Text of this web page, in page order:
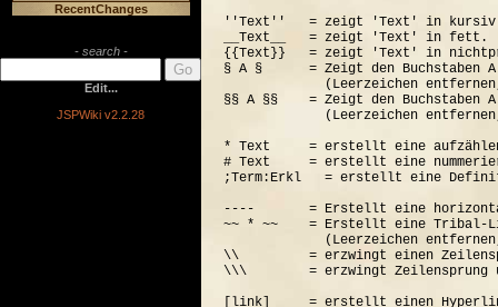
RecentChanges
- search -
Edit...
JSPWiki v2.2.28
''Text''   = zeigt 'Text' in
__Text__   = zeigt 'Text' in fett.
{{Text}}   = zeigt 'Text' in
§ A §      = Zeigt den Buchstaben
(Leerzeichen
§§ A §§    = Zeigt den Buchstaben
(Leerzeichen
* Text     = erstellt eine
# Text     = erstellt eine
;Term:Erkl   = erstellt eine
----       = Erstellt eine
~~ * ~~    = Erstellt eine Tribal-
(Leerzeichen
\\         = erzwingt einen
\\\        = erzwingt Zeilensprung
[link]     = erstellt einen